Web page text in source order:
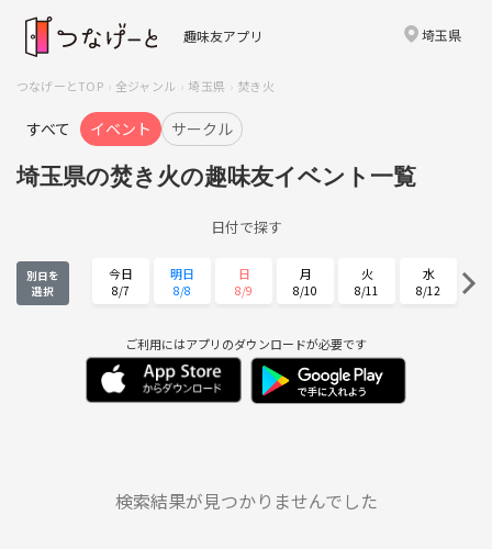
趣味友アプリ 埼玉県
つなげーとTOP 全ジャンル 埼玉県 焚き火
すべて イベント サークル
埼玉県の焚き火の趣味友イベント一覧
日付で探す
別日を
選択
今日
8/7
明日
8/8
日
8/9
月
8/10
火
8/11
水
8/12
8/13 8/14 8/15 8/16 8/17
水
8/19
木
8/20
土
8/22
日
8/23
8/31 9/1 9/2 9/3 9/4
ご利用にはアプリのダウンロードが必要です
検索結果が見つかりませんでした